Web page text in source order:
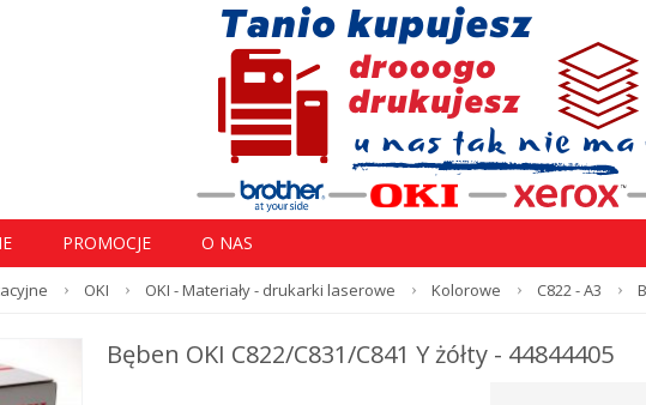
PROMOCJE O NAS
OKI OKI - Materiały - drukarki laserowe Kolorowe C822 - A3
Bęben OKI C822/C831/C841 Y żółty - 44844405